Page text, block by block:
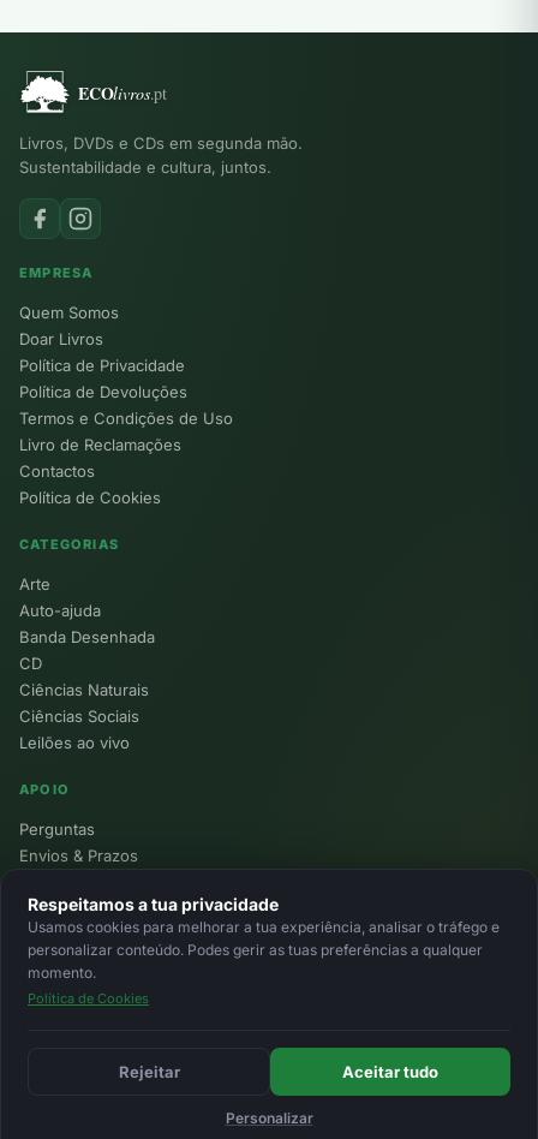
Livros, DVDs e CDs em segunda mão.
Sustentabilidade e cultura, juntos.
EMPRESA
Quem Somos
Doar Livros
Política de Privacidade
Política de Devoluções
Termos e Condições de Uso
Livro de Reclamações
Contactos
Política de Cookies
CATEGORIAS
Arte
Auto-ajuda
Banda Desenhada
CD
Ciências Naturais
Ciências Sociais
Leilões ao vivo
APOIO
Perguntas
Envios & Prazos
Devoluções
Minha Conta
© 2026 Ecolivros. Todos os direitos reservados.
Respeitamos a tua privacidade
Usamos cookies para melhorar a tua experiência, analisar o tráfego e
personalizar conteúdo. Podes gerir as tuas preferências a qualquer
momento.
Política de Cookies
Personalizar
Rejeitar Aceitar tudo